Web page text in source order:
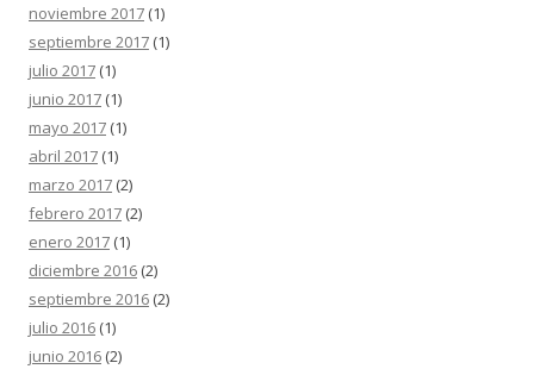
noviembre 2017 (1)
septiembre 2017 (1)
julio 2017 (1)
junio 2017 (1)
mayo 2017 (1)
abril 2017 (1)
marzo 2017 (2)
febrero 2017 (2)
enero 2017 (1)
diciembre 2016 (2)
septiembre 2016 (2)
julio 2016 (1)
junio 2016 (2)